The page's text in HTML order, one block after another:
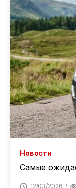
Новости
Самые
12/03/2026